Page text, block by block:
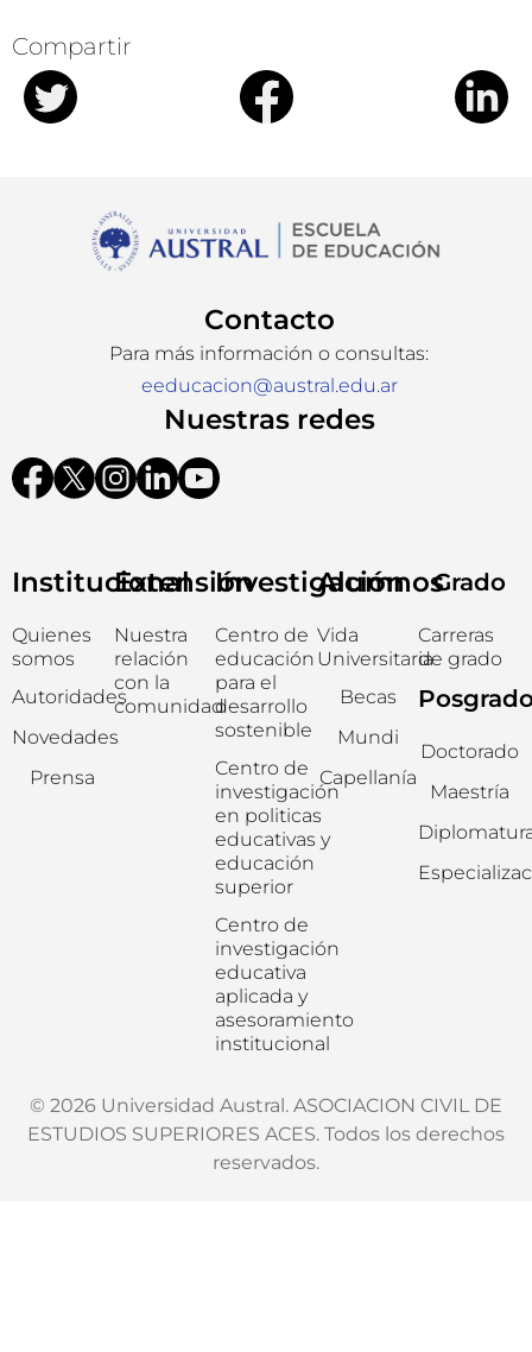
Compartir
Contacto
Para más información o consultas:
eeducacion@austral.edu.ar
Nuestras redes
Institucional
Quienes
somos
Autoridades
Novedades
Prensa
Extensión
Nuestra
relación
con la
comunidad
Investigación
Centro de
educación
para el
desarrollo
sostenible
Centro de
investigación
en politicas
educativas y
educación
superior
Centro de
investigación
educativa
aplicada y
asesoramiento
institucional
Alumnos
Vida
Universitaria
Becas
Mundi
Capellanía
Grado
Carreras
de grado
Doctorado
Maestría
© 2026 Universidad Austral. ASOCIACION CIVIL DE
ESTUDIOS SUPERIORES ACES. Todos los derechos
reservados.